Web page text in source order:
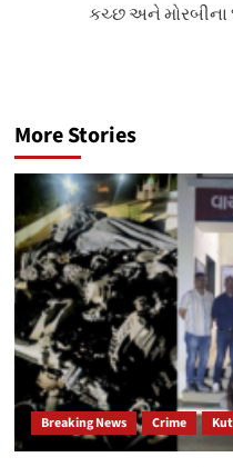
કચ્છ અને મોરબીના
More Stories
Breaking News Crime